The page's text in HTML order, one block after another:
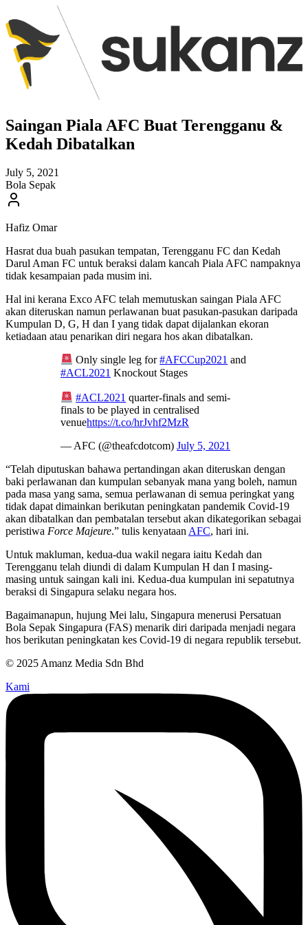
Saingan Piala AFC Buat Terengganu &
Kedah Dibatalkan
July 5, 2021
Bola Sepak
Hafiz Omar
Hasrat dua buah pasukan tempatan, Terengganu FC dan Kedah
Darul Aman FC untuk beraksi dalam kancah Piala AFC nampaknya
tidak kesampaian pada musim ini.
Hal ini kerana Exco AFC telah memutuskan saingan Piala AFC
akan diteruskan namun perlawanan buat pasukan-pasukan daripada
Kumpulan D, G, H dan I yang tidak dapat dijalankan ekoran
ketiadaan atau penarikan diri negara hos akan dibatalkan.
Only single leg for#AFCCup2021 and
#ACL2021 Knockout Stages
#ACL2021 quarter-finals and semi-
finals to be played in centralised
venuehttps://t.co/hrJvhf2MzR
— AFC (@theafcdotcom) July 5, 2021
“Telah diputuskan bahawa pertandingan akan diteruskan dengan
baki perlawanan dan kumpulan sebanyak mana yang boleh, namun
pada masa yang sama, semua perlawanan di semua peringkat yang
tidak dapat dimainkan berikutan peningkatan pandemik Covid-19
akan dibatalkan dan pembatalan tersebut akan dikategorikan sebagai
peristiwa Force Majeure.” tulis kenyataan AFC, hari ini.
Untuk makluman, kedua-dua wakil negara iaitu Kedah dan
Terengganu telah diundi di dalam Kumpulan H dan I masing-
masing untuk saingan kali ini. Kedua-dua kumpulan ini sepatutnya
beraksi di Singapura selaku negara hos.
Bagaimanapun, hujung Mei lalu, Singapura menerusi Persatuan
Bola Sepak Singapura (FAS) menarik diri daripada menjadi negara
hos berikutan peningkatan kes Covid-19 di negara republik tersebut.
© 2025 Amanz Media Sdn Bhd
Kami